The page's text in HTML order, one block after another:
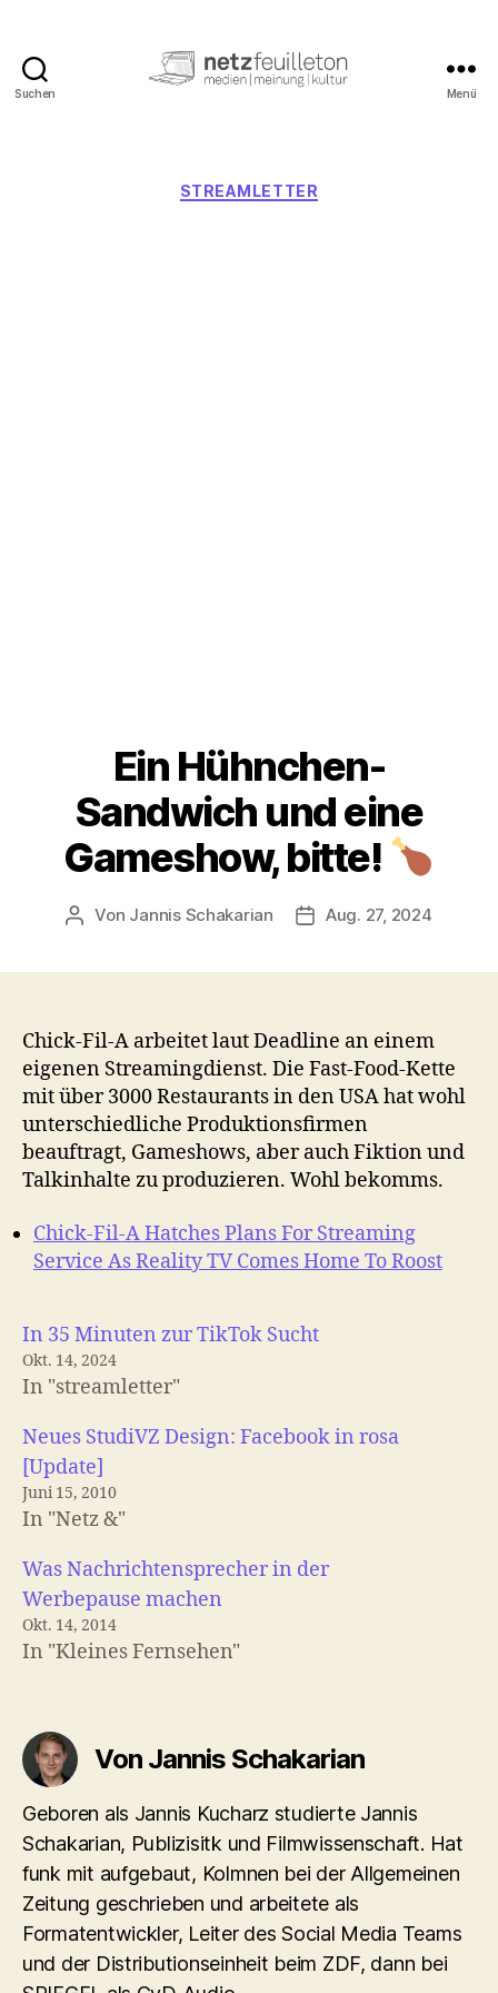
Suchen Menü
Kategorien
STREAMLETTER
Ein Hühnchen-
Sandwich und eine
Gameshow, bitte!
Beitragsautor
Von Jannis Schakarian Veröffentlichungsdatum
Aug. 27, 2024
Chick-Fil-A arbeitet laut Deadline an einem
eigenen Streamingdienst. Die Fast-Food-Kette
mit über 3000 Restaurants in den USA hat wohl
unterschiedliche Produktionsfirmen
beauftragt, Gameshows, aber auch Fiktion und
Talkinhalte zu produzieren. Wohl bekomms.
Chick-Fil-A Hatches Plans For Streaming
Service As Reality TV Comes Home To Roost
In 35 Minuten zur TikTok Sucht
Okt. 14, 2024
In "streamletter"
Neues StudiVZ Design: Facebook in rosa
[Update]
Juni 15, 2010
In "Netz &"
Was Nachrichtensprecher in der
Werbepause machen
Okt. 14, 2014
In "Kleines Fernsehen"
Von Jannis Schakarian
Geboren als Jannis Kucharz studierte Jannis
Schakarian, Publizisitk und Filmwissenschaft. Hat
funk mit aufgebaut, Kolmnen bei der Allgemeinen
Zeitung geschrieben und arbeitete als
Formatentwickler, Leiter des Social Media Teams
und der Distributionseinheit beim ZDF, dann bei